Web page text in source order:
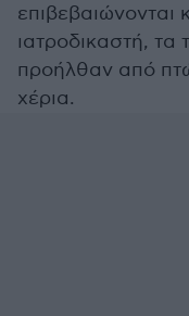
ιατροδικαστή,
προήλθαν από
χέρια.